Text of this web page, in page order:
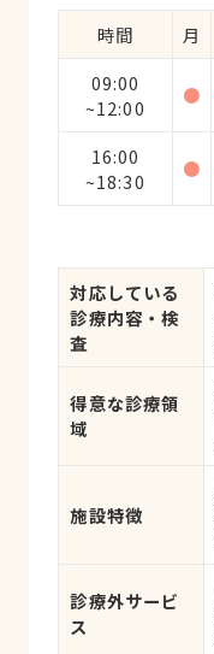
時間 月
09:00
~12:00
●
16:00
~18:30
●
対応している
診療内容・検
査
得意な診療領
域
施設特徴
診療外サービ
ス